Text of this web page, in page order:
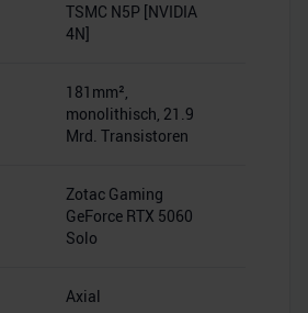
TSMC N5P [NVIDIA
4N]
181mm²,
monolithisch, 21.9
Mrd. Transistoren
Zotac Gaming
GeForce RTX 5060
Solo
Axial